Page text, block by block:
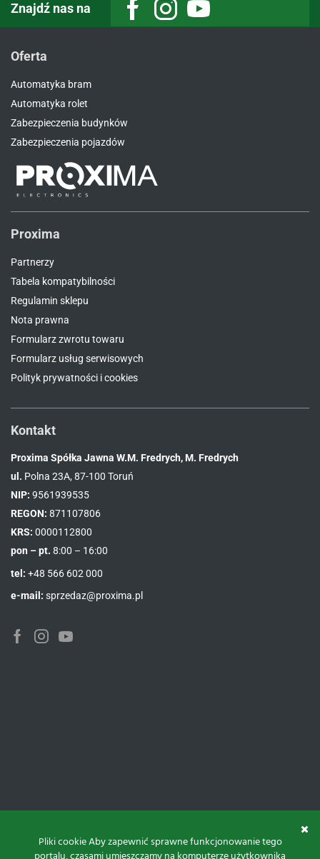
Znajdź nas na FacebookInstagramYoutube
Oferta
Automatyka bram
Automatyka rolet
Zabezpieczenia budynków
Zabezpieczenia pojazdów
Proxima
Partnerzy
Tabela kompatybilności
Regulamin sklepu
Nota prawna
Formularz zwrotu towaru
Formularz usług serwisowych
Polityk prywatności i cookies
Kontakt
Proxima Spółka Jawna W.M. Fredrych, M. Fredrych
ul. Polna 23A, 87-100 Toruń
NIP: 9561939535
REGON: 871107806
KRS: 0000112800
pon – pt. 8:00 – 16:00
tel: +48 566 602 000
e-mail: sprzedaz@proxima.pl
FacebookInstagramYoutube
Pliki cookie Aby zapewnić sprawne funkcjonowanie tego